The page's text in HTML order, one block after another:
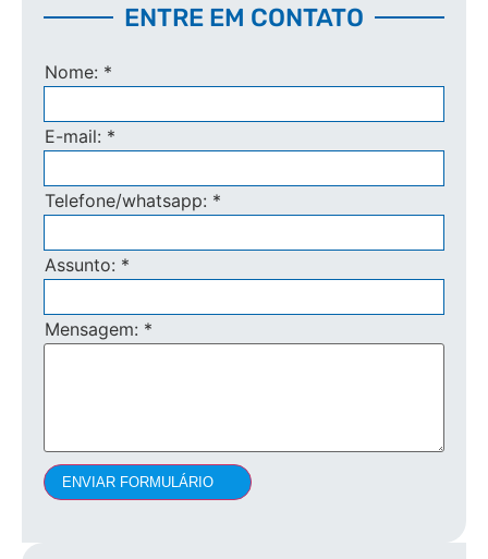
ENTRE EM CONTATO
Nome: *
E-mail: *
Telefone/whatsapp: *
Assunto: *
Mensagem: *
ENVIAR FORMULÁRIO